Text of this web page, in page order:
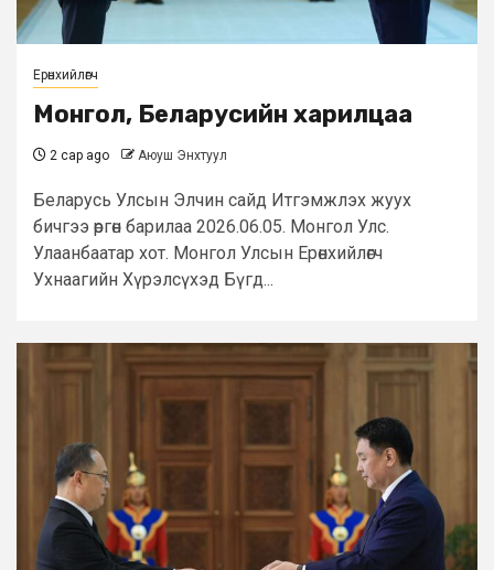
Ерөнхийлөгч
Монгол, Беларусийн харилцаа
2 сар ago Аюуш Энхтуул
Беларусь Улсын Элчин сайд Итгэмжлэх жуух
бичгээ өргөн барилаа 2026.06.05. Монгол Улс.
Улаанбаатар хот. Монгол Улсын Ерөнхийлөгч
Ухнаагийн Хүрэлсүхэд Бүгд...